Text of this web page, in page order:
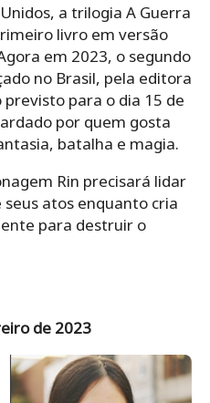
a trilogia A Guerra
livro em versão
em 2023, o segundo
no Brasil, pela editora
para o dia 15 de
por quem gosta
batalha e magia.
Rin precisará lidar
seus atos enquanto cria
para destruir o
de 2023